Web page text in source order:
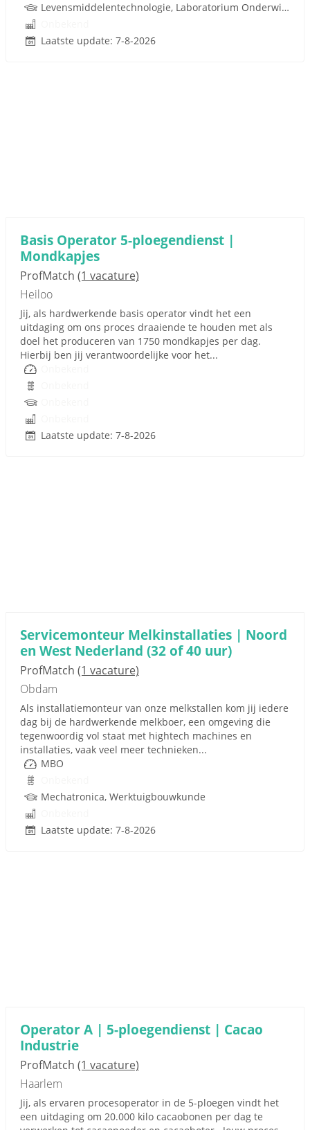
Levensmiddelentechnologie, Laboratorium Onderwijs, Procestechnologie
Laatste update: 7-8-2026
Basis Operator 5-ploegendienst |
Mondkapjes
ProfMatch (1 vacature)
Heiloo
Jij, als hardwerkende basis operator vindt het een
uitdaging om ons proces draaiende te houden met als
doel het produceren van 1750 mondkapjes per dag.
Hierbij ben jij verantwoordelijke voor het...
Laatste update: 7-8-2026
Servicemonteur Melkinstallaties | Noord
en West Nederland (32 of 40 uur)
ProfMatch (1 vacature)
Obdam
Als installatiemonteur van onze melkstallen kom jij iedere
dag bij de hardwerkende melkboer, een omgeving die
tegenwoordig vol staat met hightech machines en
installaties, vaak veel meer technieken...
MBO
Mechatronica, Werktuigbouwkunde
Laatste update: 7-8-2026
Operator A | 5-ploegendienst | Cacao
Industrie
ProfMatch (1 vacature)
Haarlem
Jij, als ervaren procesoperator in de 5-ploegen vindt het
een uitdaging om 20.000 kilo cacaobonen per dag te